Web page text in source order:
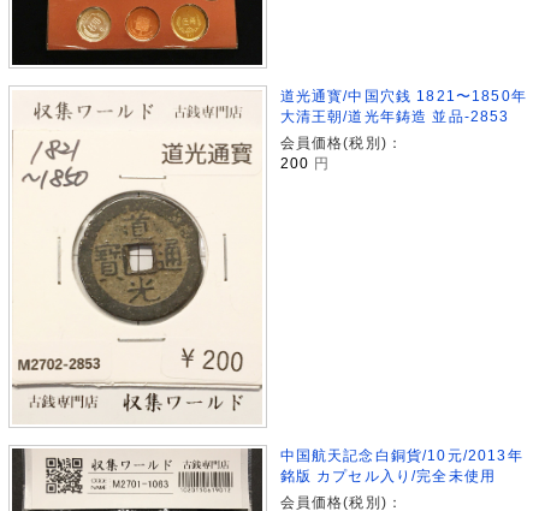
道光通寳/中国穴銭 1821〜1850年
大清王朝/道光年鋳造 並品-2853
会員価格(税別)：
200 円
中国航天記念白銅貨/10元/2013年
銘版 カプセル入り/完全未使用
会員価格(税別)：